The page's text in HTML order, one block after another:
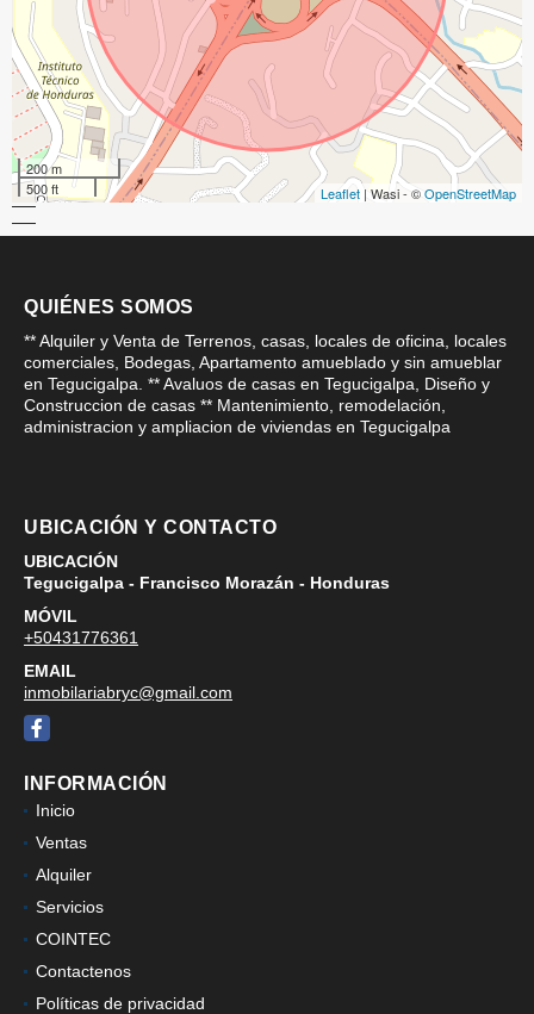
200 m
500 ft
Leaflet | Wasi - ©OpenStreetMap
QUIÉNES SOMOS
** Alquiler y Venta de Terrenos, casas, locales de oficina, locales
comerciales, Bodegas, Apartamento amueblado y sin amueblar
en Tegucigalpa. ** Avaluos de casas en Tegucigalpa, Diseño y
Construccion de casas ** Mantenimiento, remodelación,
administracion y ampliacion de viviendas en Tegucigalpa
UBICACIÓN Y CONTACTO
UBICACIÓN
Tegucigalpa - Francisco Morazán - Honduras
MÓVIL
+50431776361
EMAIL
inmobilariabryc@gmail.com
Facebook
INFORMACIÓN
Inicio
Ventas
Alquiler
Servicios
COINTEC
Contactenos
Políticas de privacidad